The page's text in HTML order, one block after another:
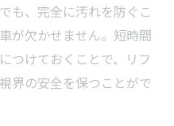
も、完全に汚れを防ぐこ
が欠かせません。短時間
つけておくことで、リフ
界の安全を保つことがで